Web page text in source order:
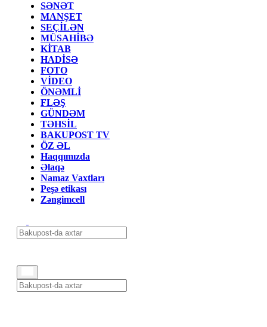
SƏNƏT
MANŞET
SEÇİLƏN
MÜSAHİBƏ
KİTAB
HADİSƏ
FOTO
VİDEO
ÖNƏMLİ
FLƏŞ
GÜNDƏM
TƏHSİL
BAKUPOST TV
ÖZ ƏL
Haqqımızda
Əlaqə
Namaz Vaxtları
Peşə etikası
Zəngimcell